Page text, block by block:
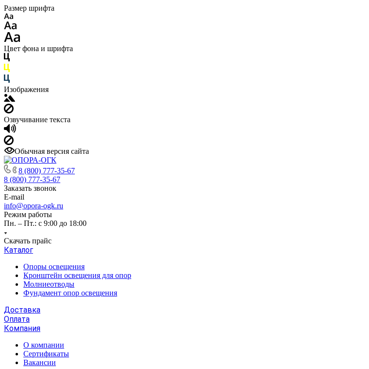
Размер шрифта
Цвет фона и шрифта
Изображения
Озвучивание текста
Обычная версия сайта
8 (800) 777-35-67
8 (800) 777-35-67
Заказать звонок
E-mail
info@opora-ogk.ru
Режим работы
Пн. – Пт.: с 9:00 до 18:00
Скачать прайс
Каталог
Опоры освещения
Кронштейн освещения для опор
Молниеотводы
Фундамент опор освещения
Доставка
Оплата
Компания
О компании
Сертификаты
Вакансии